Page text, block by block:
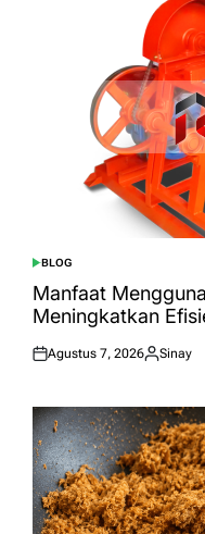
POSTED
IN
BLOG
Manfaat
Meningkatkan
Posted
Agustus 7, 2026
Posted
Sinay